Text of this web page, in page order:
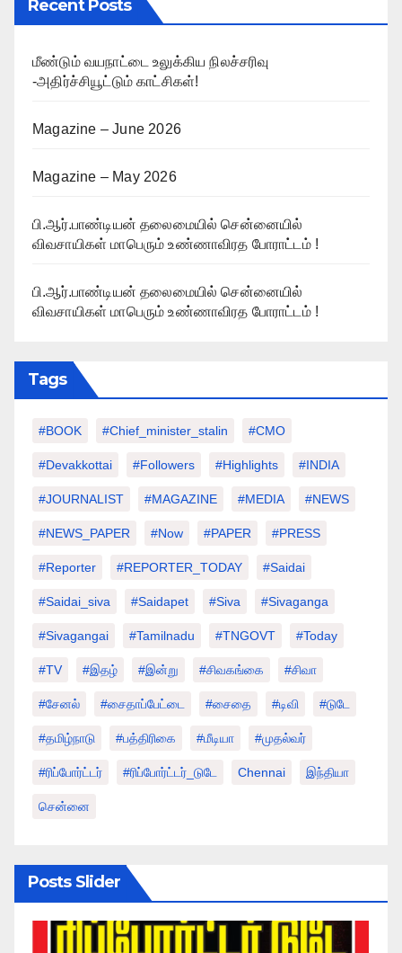
Recent Posts
மீண்டும் வயநாட்டை உலுக்கிய நிலச்சரிவு
-அதிர்ச்சியூட்டும் காட்சிகள்!
Magazine – June 2026
Magazine – May 2026
பி.ஆர்.பாண்டியன் தலைமையில் சென்னையில்
விவசாயிகள் மாபெரும் உண்ணாவிரத போராட்டம் !
பி.ஆர்.பாண்டியன் தலைமையில் சென்னையில்
விவசாயிகள் மாபெரும் உண்ணாவிரத போராட்டம் !
Tags
#BOOK #chief_minister_stalin #CMO
#devakkottai #followers #highlights #INDIA
#JOURNALIST #MAGAZINE #MEDIA #NEWS
#NEWS_PAPER #Now #PAPER #PRESS
#Reporter #REPORTER_TODAY #saidai
#saidai_siva #saidapet #Siva #Sivaganga
#sivagangai #tamilnadu #TNGOVT #today
#TV #இதழ் #இன்று #சிவகங்கை #சிவா
#சேனல் #சைதாப்பேட்டை #சைதை #டிவி #டுடே
#தமிழ்நாடு #பத்திரிகை #மீடியா #முதல்வர்
#ரிப்போர்ட்டர் #ரிப்போர்ட்டர்_டுடே Chennai இந்தியா
சென்னை
Posts Slider